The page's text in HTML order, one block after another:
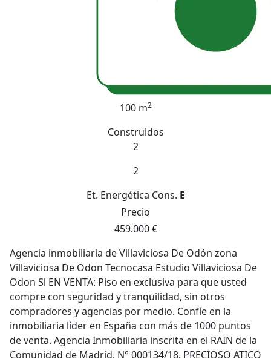
100 m2
Construidos
2
2
Et. Energética Cons. E
Precio
459.000 €
Agencia inmobiliaria de Villaviciosa De Odón zona
Villaviciosa De Odon Tecnocasa Estudio Villaviciosa De
Odon Sl EN VENTA: Piso en exclusiva para que usted
compre con seguridad y tranquilidad, sin otros
compradores y agencias por medio. Confíe en la
inmobiliaria líder en España con más de 1000 puntos
de venta. Agencia Inmobiliaria inscrita en el RAIN de la
Comunidad de Madrid. N° 000134/18. PRECIOSO ATICO